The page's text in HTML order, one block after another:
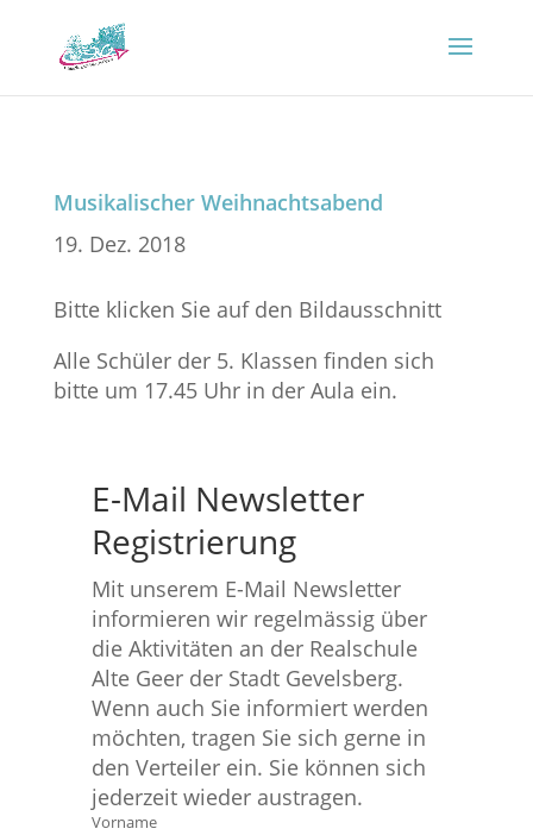
Musikalischer Weihnachtsabend
19. Dez. 2018
Bitte klicken Sie auf den Bildausschnitt
Alle Schüler der 5. Klassen finden sich
bitte um 17.45 Uhr in der Aula ein.
E-Mail Newsletter
Registrierung
Mit unserem E-Mail Newsletter
informieren wir regelmässig über
die Aktivitäten an der Realschule
Alte Geer der Stadt Gevelsberg.
Wenn auch Sie informiert werden
möchten, tragen Sie sich gerne in
den Verteiler ein. Sie können sich
jederzeit wieder austragen.
Vorname